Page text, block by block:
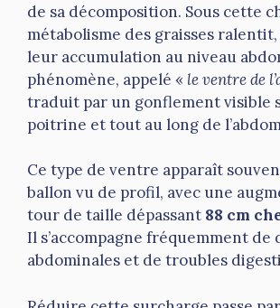
de sa décomposition. Sous cette
métabolisme des graisses
leur accumulation au niveau
phénomène, appelé « le ventre de
traduit par un gonflement visible
poitrine et tout au long de
Ce type de ventre apparaît
ballon vu de profil, avec une
tour de taille dépassant 88 cm
Il s’accompagne fréquemment de
abdominales et de troubles